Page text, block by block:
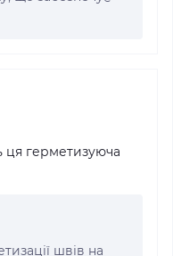
ця герметизуюча
швів на